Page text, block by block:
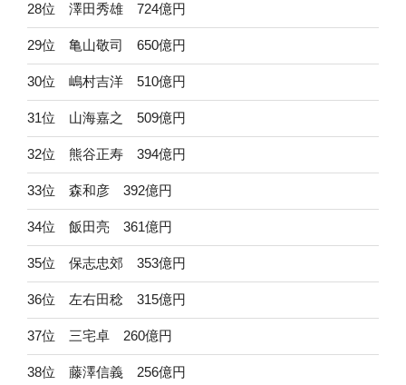
28位 澤田秀雄 724億円
29位 亀山敬司 650億円
30位 嶋村吉洋 510億円
31位 山海嘉之 509億円
32位 熊谷正寿 394億円
33位 森和彦 392億円
34位 飯田亮 361億円
35位 保志忠郊 353億円
36位 左右田稔 315億円
37位 三宅卓 260億円
38位 藤澤信義 256億円